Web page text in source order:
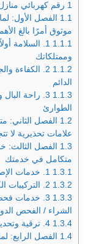
1 رقم كهربائي منازل |
1.1 الفصل الأول:
موثوق أمرًا بالغ
1.1.1
1. السلامة
وممتلكاتك
1.1.2
2. الكفاءة
الدائم
1.1.3
3. راحة
الطوارئ
1.2 الفصل الثاني:
علامات تحذيرية لا
1.3 الفصل الثالث:
متكامل في خدمتك
1.3.1
1.3.2
1.3.3
3. خدمات
الشراء / الفحص
1.3.4
1.4 الفصل الرابع: